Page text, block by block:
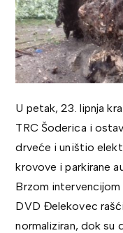
U petak, 23. lipnja
TRC Šoderica i
drveće i uništio
krovove i parkirane
Brzom
DVD Đelekovec
normaliziran, dok su